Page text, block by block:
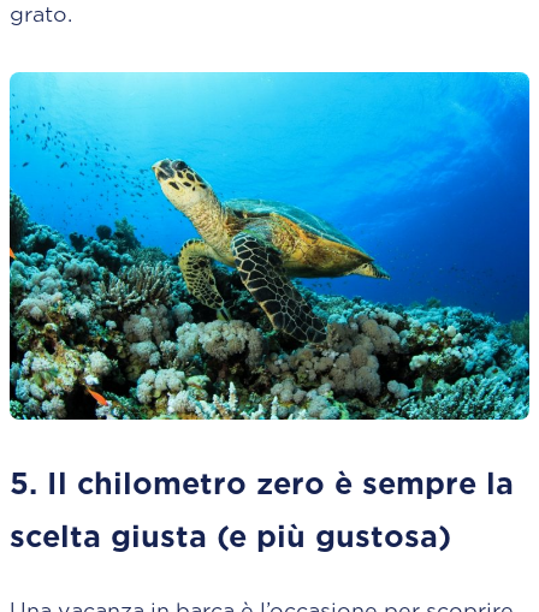
grato.
5. Il chilometro zero è sempre la
scelta giusta (e più gustosa)